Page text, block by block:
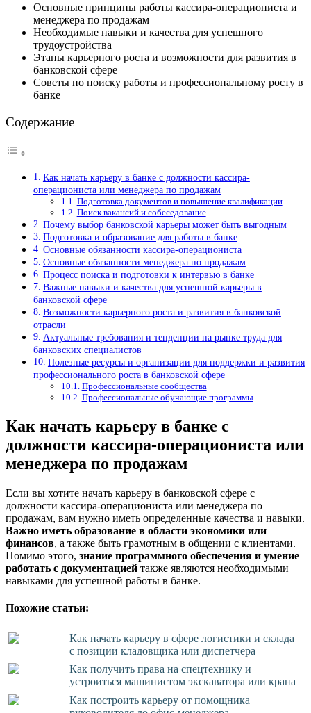
Основные принципы работы кассира-операциониста и
менеджера по продажам
Необходимые навыки и качества для успешного
трудоустройства
Этапы карьерного роста и возможности для развития в
банковской сфере
Советы по поиску работы и профессиональному росту в
банке
Содержание
Как начать карьеру в банке с должности кассира-
операциониста или менеджера по продажам
Подготовка документов и повышение квалификации
Поиск вакансий и собеседование
Почему выбор банковской карьеры может быть выгодным
Подготовка и образование для работы в банке
Основные обязанности кассира-операциониста
Основные обязанности менеджера по продажам
Процесс поиска и подготовки к интервью в банке
Важные навыки и качества для успешной карьеры в
банковской сфере
Возможности карьерного роста и развития в банковской
отрасли
Актуальные требования и тенденции на рынке труда для
банковских специалистов
Полезные ресурсы и организации для поддержки и развития
профессионального роста в банковской сфере
Профессиональные сообщества
Профессиональные обучающие программы
Как начать карьеру в банке с
должности кассира-операциониста или
менеджера по продажам
Если вы хотите начать карьеру в банковской сфере с
должности кассира-операциониста или менеджера по
продажам, вам нужно иметь определенные качества и навыки.
Важно иметь образование в области экономики или
финансов, а также быть грамотным в общении с клиентами.
Помимо этого, знание программного обеспечения и умение
работать с документацией также являются необходимыми
навыками для успешной работы в банке.
Похожие статьи:
Как начать карьеру в сфере логистики и склада
с позиции кладовщика или диспетчера
Как получить права на спецтехнику и
устроиться машинистом экскаватора или крана
Как построить карьеру от помощника